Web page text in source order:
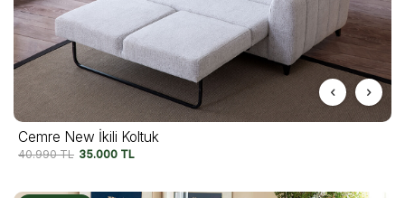
Cemre New İkili Koltuk
40.990TL 35.000 TL